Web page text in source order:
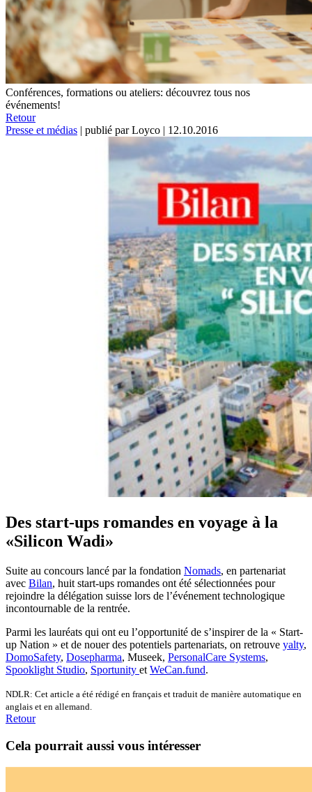
Conférences, formations ou ateliers: découvrez tous nos
événements!
Retour
Presse et médias | publié par Loyco | 12.10.2016
Des start-ups romandes en voyage à la
«Silicon Wadi»
Suite au concours lancé par la fondation Nomads, en partenariat
avec Bilan, huit start-ups romandes ont été sélectionnées pour
rejoindre la délégation suisse lors de l’événement technologique
incontournable de la rentrée.
Parmi les lauréats qui ont eu l’opportunité de s’inspirer de la « Start-
up Nation » et de nouer des potentiels partenariats, on retrouve yalty,
DomoSafety, Dosepharma, Museek, PersonalCare Systems,
Spooklight Studio, Sportunity et WeCan.fund.
NDLR: Cet article a été rédigé en français et traduit de manière automatique en
anglais et en allemand.
Retour
Cela pourrait aussi vous intéresser